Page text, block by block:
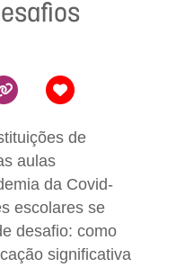
de
aulas
da Covid-
escolares se
desafio: como
significativa